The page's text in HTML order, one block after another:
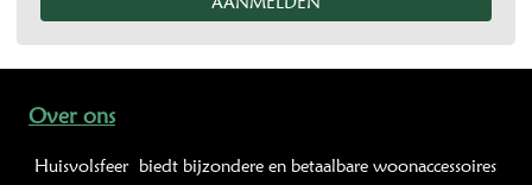
Over ons
Huisvolsfeer biedt bijzondere en betaalbare woonaccessoires